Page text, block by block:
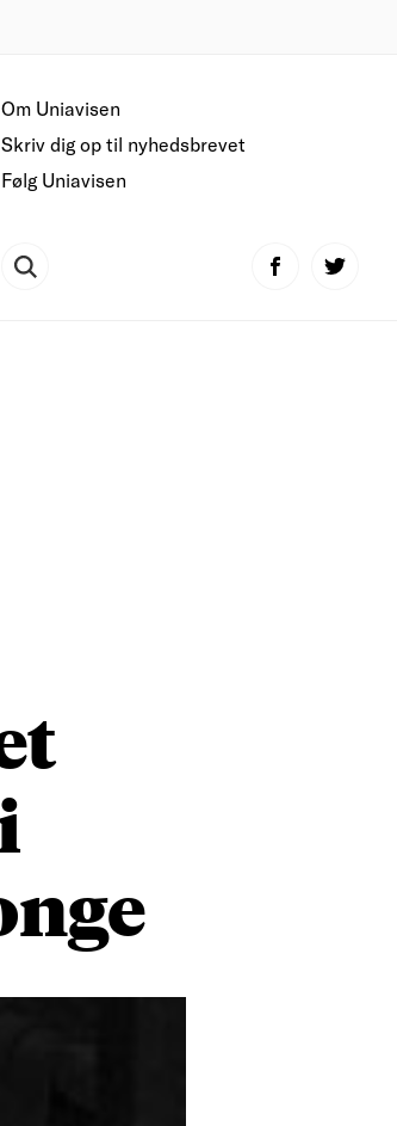
Om Uniavisen
Skriv dig op til nyhedsbrevet
Følg Uniavisen